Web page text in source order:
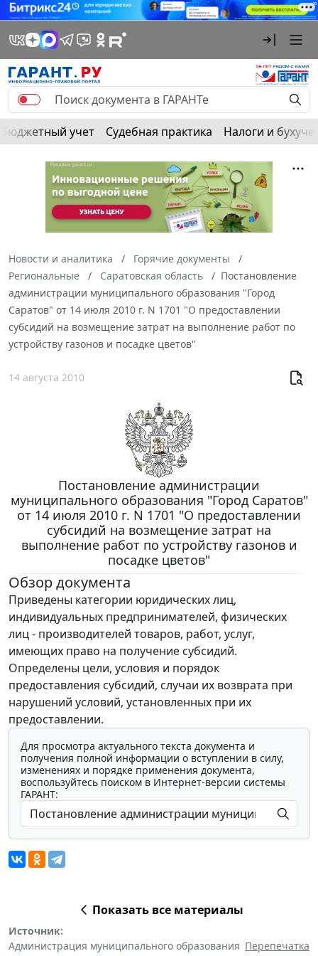
Бюджетный учет Судебная практика Налоги и
Новости и аналитика
Горячие документы
Региональные
Саратовская область
Постановление
администрации муниципального образования "Город
Саратов" от 14 июля 2010 г. N 1701 "О предоставлении
субсидий на возмещение затрат на выполнение работ по
устройству газонов и посадке цветов"
14 августа 2010
Постановление администрации
муниципального образования "Город Саратов"
от 14 июля 2010 г. N 1701 "О предоставлении
субсидий на возмещение затрат на
выполнение работ по устройству газонов и
посадке цветов"
Обзор документа
Приведены категории юридических лиц,
индивидуальных предпринимателей, физических
лиц - производителей товаров, работ, услуг,
имеющих право на получение субсидий.
Определены цели, условия и порядок
предоставления субсидий, случаи их возврата при
нарушений условий, установленных при их
предоставлении.
Для просмотра актуального текста документа и
получения полной информации о вступлении в силу,
изменениях и порядке применения документа,
воспользуйтесь поиском в Интернет-версии системы
ГАРАНТ:
Показать все материалы
Источник:
Администрация муниципального образования Перепечатка